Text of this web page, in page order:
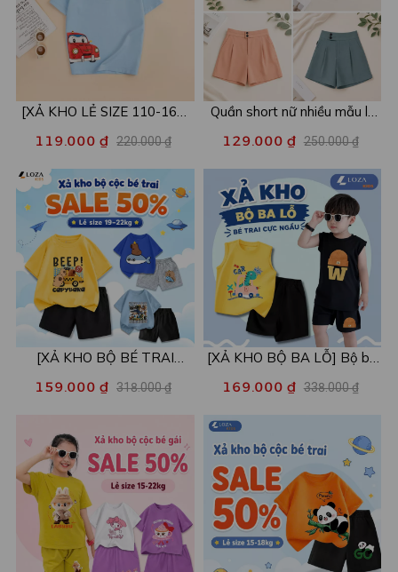
[XẢ KHO LẺ SIZE 110-160]
mẫu - Áo trẻ em từ 15-42kg
- Loza Kids XPL001
119.000 ₫ 220.000 ₫
Quần short nữ nhiều mẫu lẻ
còn 99k/c - Loza XA016
129.000 ₫ 250.000 ₫
[XẢ KHO BỘ BÉ TRAI
nhiều mẫu - Quần áo bé trai
XB003
159.000 ₫ 318.000 ₫
[XẢ KHO BỘ BA LỖ] Bộ ba
size từ 15-40kg - Quần áo
bé trai - Loza Kids XABL01
169.000 ₫ 338.000 ₫